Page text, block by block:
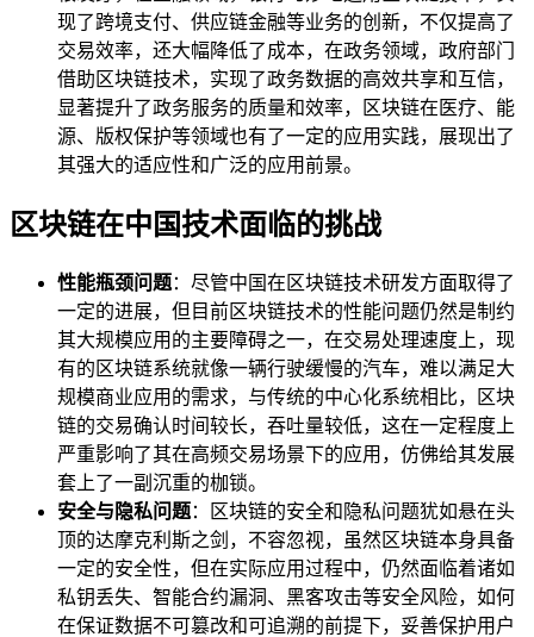
现了跨境支付、供应链金融等业务的创新，不仅提高了
交易效率，还大幅降低了成本，在政务领域，政府部门
借助区块链技术，实现了政务数据的高效共享和互信，
显著提升了政务服务的质量和效率，区块链在医疗、能
源、版权保护等领域也有了一定的应用实践，展现出了
其强大的适应性和广泛的应用前景。
区块链在中国技术面临的挑战
性能瓶颈问题：尽管中国在区块链技术研发方面取得了
一定的进展，但目前区块链技术的性能问题仍然是制约
其大规模应用的主要障碍之一，在交易处理速度上，现
有的区块链系统就像一辆行驶缓慢的汽车，难以满足大
规模商业应用的需求，与传统的中心化系统相比，区块
链的交易确认时间较长，吞吐量较低，这在一定程度上
严重影响了其在高频交易场景下的应用，仿佛给其发展
套上了一副沉重的枷锁。
安全与隐私问题：区块链的安全和隐私问题犹如悬在头
顶的达摩克利斯之剑，不容忽视，虽然区块链本身具备
一定的安全性，但在实际应用过程中，仍然面临着诸如
私钥丢失、智能合约漏洞、黑客攻击等安全风险，如何
在保证数据不可篡改和可追溯的前提下，妥善保护用户